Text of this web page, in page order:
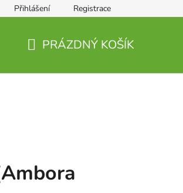
Přihlášení Registrace
PRÁZDNÝ KOŠÍK